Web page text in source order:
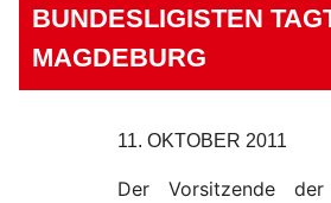
BUNDESLIGISTEN
MAGDEBURG
11. OKTOBER 2011
Der Vorsitzende